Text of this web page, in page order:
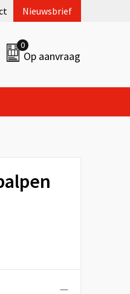
Nieuwsbrief
0
Op aanvraag